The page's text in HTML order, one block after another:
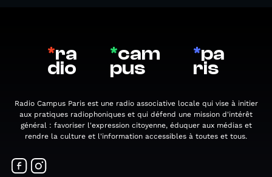
*ra
dio
*cam
pus
*pa
ris
Radio Campus Paris est une radio associative locale qui vise à initier
aux pratiques radiophoniques et qui défend une mission d'intérêt
général : favoriser l'expression citoyenne, éduquer aux médias et
rendre la culture et l'information accessibles à toutes et tous.